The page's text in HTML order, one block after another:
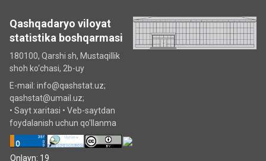
Qashqadaryo viloyat
statistika boshqarmasi
180100, Qarshi sh, Mustаqillik
shoh ko‘chаsi, 2b-uy
E-mail: info@qashstat.uz;
qashstat@umail.uz;
• Sayt xaritasi • Veb-saytdan
foydalanish uchun qo'llanma
Onlayn: 19